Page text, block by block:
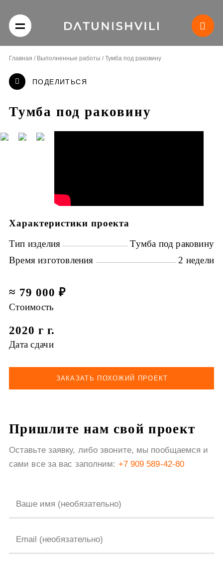
Главная / Выполненные работы /Тумба под раковину
ПОДЕЛИТЬСЯ
Тумба под раковину
Характеристики проекта
Тип изделия
Тумба под раковину
Время изготовления
2 недели
≈ 79 000 ₽
Стоимость
2020 г г.
Дата сдачи
ЗАКАЗАТЬ ПОХОЖИЙ ПРОЕКТ
Пришлите нам свой проект
Оставьте заявку, либо звоните, мы пообщаемся и
сами все за вас заполним: +7 909 589-42-80
Ваше имя (необязательно)
Email (необязательно)